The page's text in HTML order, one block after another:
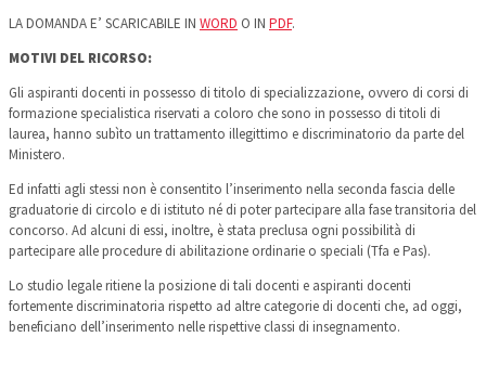
LA DOMANDA E’ SCARICABILE IN WORD O IN PDF.
MOTIVI DEL RICORSO:
Gli aspiranti docenti in possesso di titolo di specializzazione, ovvero di corsi di
formazione specialistica riservati a coloro che sono in possesso di titoli di
laurea, hanno subìto un trattamento illegittimo e discriminatorio da parte del
Ministero.
Ed infatti agli stessi non è consentito l’inserimento nella seconda fascia delle
graduatorie di circolo e di istituto né di poter partecipare alla fase transitoria del
concorso. Ad alcuni di essi, inoltre, è stata preclusa ogni possibilità di
partecipare alle procedure di abilitazione ordinarie o speciali (Tfa e Pas).
Lo studio legale ritiene la posizione di tali docenti e aspiranti docenti
fortemente discriminatoria rispetto ad altre categorie di docenti che, ad oggi,
beneficiano dell’inserimento nelle rispettive classi di insegnamento.